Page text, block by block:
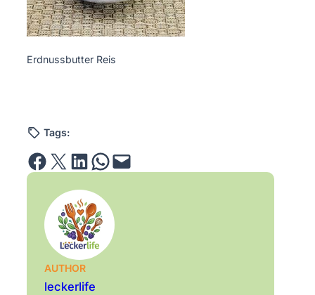
Erdnussbutter Reis
Tags:
Share on Facebook Email this Page Share on LinkedIn Share on WhatsApp Email this Page
AUTHOR
leckerlife